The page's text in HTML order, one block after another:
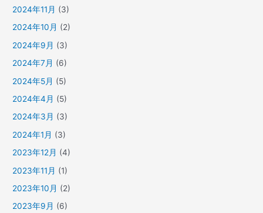
2024年11月 (3)
2024年10月 (2)
2024年9月 (3)
2024年7月 (6)
2024年5月 (5)
2024年4月 (5)
2024年3月 (3)
2024年1月 (3)
2023年12月 (4)
2023年11月 (1)
2023年10月 (2)
2023年9月 (6)